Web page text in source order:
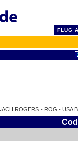
FLUG
ROGERS - ROG - USA